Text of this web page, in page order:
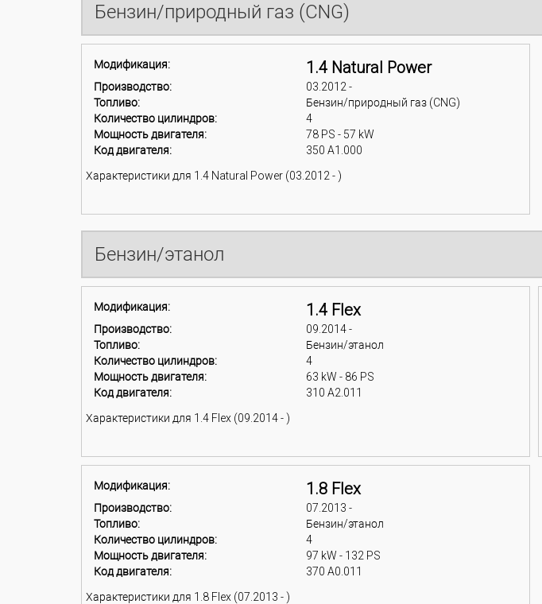
Бензин/природный газ (CNG)
Модификация: 1.4 Natural Power
Производство:
03.2012 -
Топливо:
Бензин/природный газ (CNG)
Количество цилиндров:
4
Мощность двигателя:
78 PS - 57 kW
Код двигателя:
350 A1.000
Характеристики для 1.4 Natural Power (03.2012 - )
Бензин/этанол
Модификация: 1.4 Flex
Производство:
09.2014 -
Топливо:
Бензин/этанол
Количество цилиндров:
4
Мощность двигателя:
63 kW - 86 PS
Код двигателя:
310 A2.011
Характеристики для 1.4 Flex (09.2014 - )
Модификация: 1.8 Flex
Производство:
07.2013 -
Топливо:
Бензин/этанол
Количество цилиндров:
4
Мощность двигателя:
97 kW - 132 PS
Код двигателя:
370 A0.011
Характеристики для 1.8 Flex (07.2013 - )